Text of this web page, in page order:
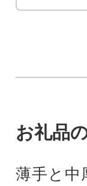
お礼品
薄手と中